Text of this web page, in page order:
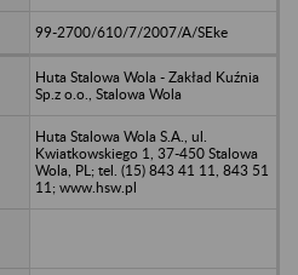
99-2700/610/7/2007/A/SEke
Huta Stalowa Wola - Zakład Kuźnia
Sp.z o.o., Stalowa Wola
Huta Stalowa Wola S.A., ul.
Kwiatkowskiego 1, 37-450 Stalowa
Wola, PL; tel. (15) 843 41 11, 843 51
11; www.hsw.pl